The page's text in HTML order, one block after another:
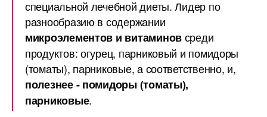
специальной лечебной диеты. Лидер по
разнообразию в содержании
микроэлементов и витаминовсреди
продуктов: огурец, парниковый и помидоры
(томаты), парниковые, а соответственно, и,
полезнее - помидоры (томаты),
парниковые.